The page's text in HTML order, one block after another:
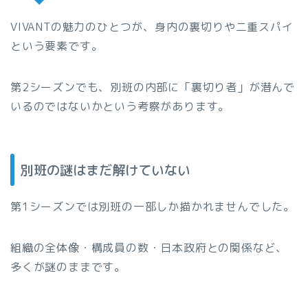
VIVANTの魅力のひとつが、身内の裏切りや二重スパイ
という要素です。
第2シーズンでも、別班の内部に「裏切り者」が潜んで
いるのではないかという考察があります。
別班の謎はまだ解けていない
第1シーズンでは別班の一部しか描かれませんでした。
組織の全体像・構成員の数・日本政府との関係など、
多くが謎のままです。